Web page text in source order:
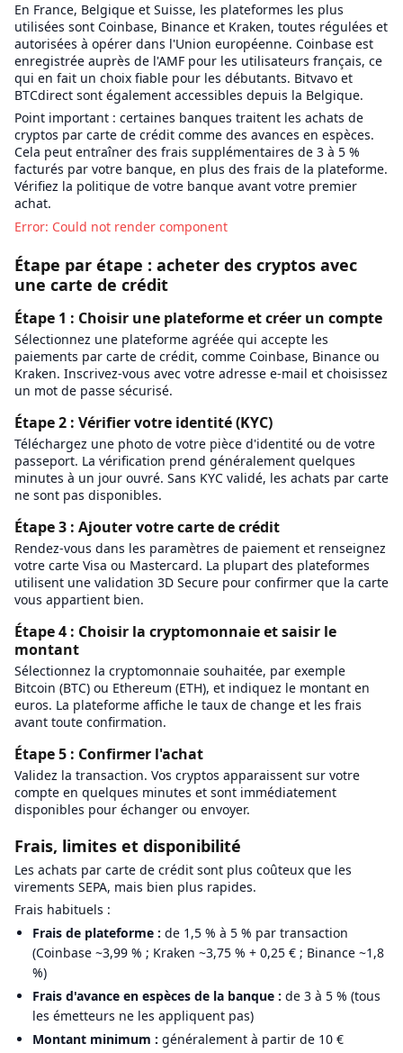
En France, Belgique et Suisse, les plateformes les plus
utilisées sont Coinbase, Binance et Kraken, toutes régulées et
autorisées à opérer dans l'Union européenne. Coinbase est
enregistrée auprès de l'AMF pour les utilisateurs français, ce
qui en fait un choix fiable pour les débutants. Bitvavo et
BTCdirect sont également accessibles depuis la Belgique.
Point important : certaines banques traitent les achats de
cryptos par carte de crédit comme des avances en espèces.
Cela peut entraîner des frais supplémentaires de 3 à 5 %
facturés par votre banque, en plus des frais de la plateforme.
Vérifiez la politique de votre banque avant votre premier
achat.
Error: Could not render component
Étape par étape : acheter des cryptos avec
une carte de crédit
Étape 1 : Choisir une plateforme et créer un compte
Sélectionnez une plateforme agréée qui accepte les
paiements par carte de crédit, comme Coinbase, Binance ou
Kraken. Inscrivez-vous avec votre adresse e-mail et choisissez
un mot de passe sécurisé.
Étape 2 : Vérifier votre identité (KYC)
Téléchargez une photo de votre pièce d'identité ou de votre
passeport. La vérification prend généralement quelques
minutes à un jour ouvré. Sans KYC validé, les achats par carte
ne sont pas disponibles.
Étape 3 : Ajouter votre carte de crédit
Rendez-vous dans les paramètres de paiement et renseignez
votre carte Visa ou Mastercard. La plupart des plateformes
utilisent une validation 3D Secure pour confirmer que la carte
vous appartient bien.
Étape 4 : Choisir la cryptomonnaie et saisir le
montant
Sélectionnez la cryptomonnaie souhaitée, par exemple
Bitcoin (BTC) ou Ethereum (ETH), et indiquez le montant en
euros. La plateforme affiche le taux de change et les frais
avant toute confirmation.
Étape 5 : Confirmer l'achat
Validez la transaction. Vos cryptos apparaissent sur votre
compte en quelques minutes et sont immédiatement
disponibles pour échanger ou envoyer.
Frais, limites et disponibilité
Les achats par carte de crédit sont plus coûteux que les
virements SEPA, mais bien plus rapides.
Frais habituels :
Frais de plateforme : de 1,5 % à 5 % par transaction
(Coinbase ~3,99 % ; Kraken ~3,75 % + 0,25 € ; Binance ~1,8
%)
Frais d'avance en espèces de la banque : de 3 à 5 % (tous
les émetteurs ne les appliquent pas)
Montant minimum : généralement à partir de 10 €